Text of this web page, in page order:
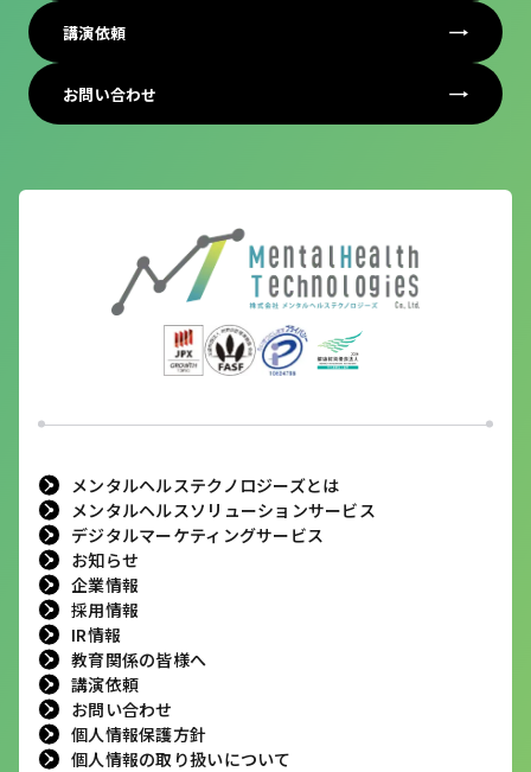
講演依頼
お問い合わせ
メンタルヘルステクノロジーズとは
メンタルヘルスソリューションサービス
デジタルマーケティングサービス
お知らせ
企業情報
採用情報
IR情報
教育関係の皆様へ
講演依頼
お問い合わせ
個人情報保護方針
個人情報の取り扱いについて